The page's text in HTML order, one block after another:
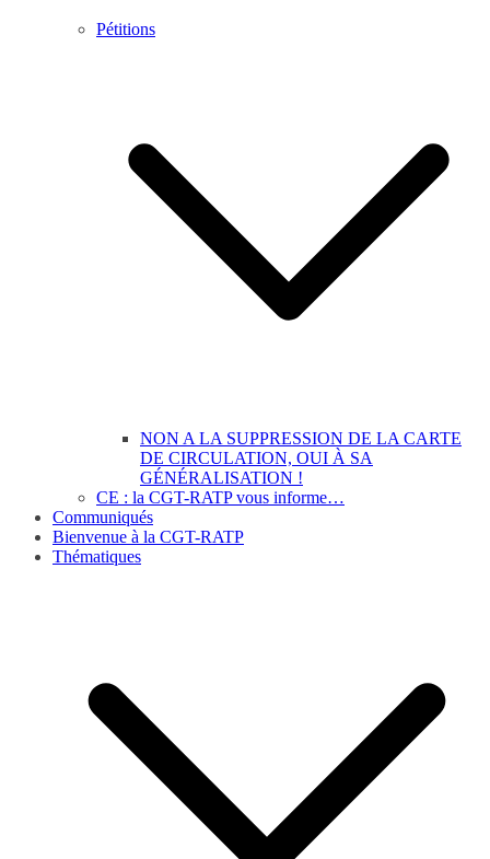
Pétitions
NON A LA SUPPRESSION DE LA CARTE
DE CIRCULATION, OUI À SA
GÉNÉRALISATION !
CE : la CGT-RATP vous informe…
Communiqués
Bienvenue à la CGT-RATP
Thématiques